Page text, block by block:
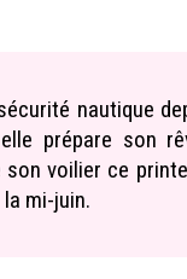
nautique
prépare son
voilier ce
mi-juin.